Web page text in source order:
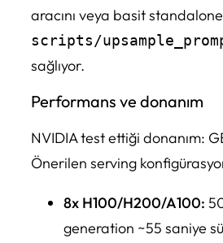
aracını veya basit standalone
scripts/
sağlıyor.
Performans ve donanım
NVIDIA test ettiği donanım:
Önerilen serving
8x H100/H200/A100:
generation ~55 saniye